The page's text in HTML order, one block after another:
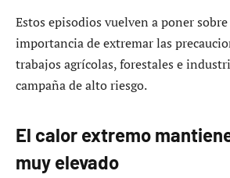
Estos episodios vuelven a poner
importancia de extremar las
trabajos agrícolas, forestales e
campaña de alto riesgo.
El calor extremo
muy elevado